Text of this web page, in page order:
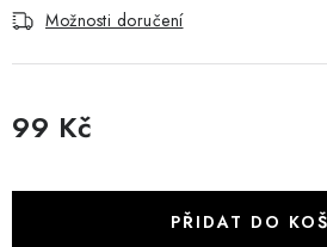
Možnosti doručení
99 Kč
PŘIDAT DO